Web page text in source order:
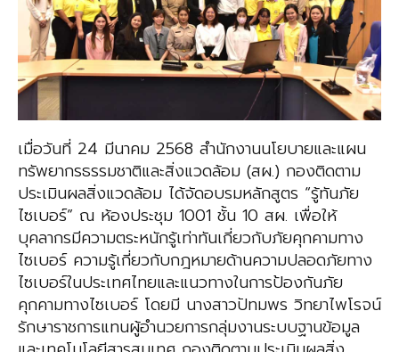
เมื่อวันที่ 24 มีนาคม 2568 สำนักงานนโยบายและแผน
ทรัพยากรธรรมชาติและสิ่งแวดล้อม (สผ.) กองติดตาม
ประเมินผลสิ่งแวดล้อม ได้จัดอบรมหลักสูตร “รู้ทันภัย
ไซเบอร์” ณ ห้องประชุม 1001 ชั้น 10 สผ. เพื่อให้
บุคลากรมีความตระหนักรู้เท่าทันเกี่ยวกับภัยคุกคามทาง
ไซเบอร์ ความรู้เกี่ยวกับกฎหมายด้านความปลอดภัยทาง
ไซเบอร์ในประเทศไทยและแนวทางในการป้องกันภัย
คุกคามทางไซเบอร์ โดยมี นางสาวปัทมพร วิทยาไพโรจน์
รักษาราชการแทนผู้อำนวยการกลุ่มงานระบบฐานข้อมูล